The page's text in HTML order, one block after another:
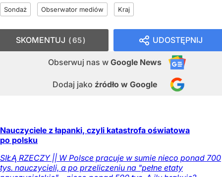
Sondaż Obserwator mediów Kraj
UDOSTĘPNIJ
Obserwuj nas w Google News
Dodaj jako źródło w Google
SKOMENTUJ 65
Nauczyciele z łapanki, czyli katastrofa oświatowa
po polsku
SIŁĄ RZECZY || W Polsce pracuje w sumie nieco ponad 700
tys. nauczycieli, a po przeliczeniu na "pełne etaty